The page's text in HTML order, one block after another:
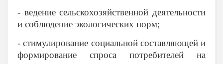
- ведение сельскохозяйственной деятельности
и соблюдение экологических норм;
- стимулирование социальной составляющей и
формирование спроса потребителей на